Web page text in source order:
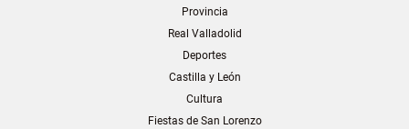
Provincia
Real Valladolid
Deportes
Castilla y León
Cultura
Fiestas de San Lorenzo